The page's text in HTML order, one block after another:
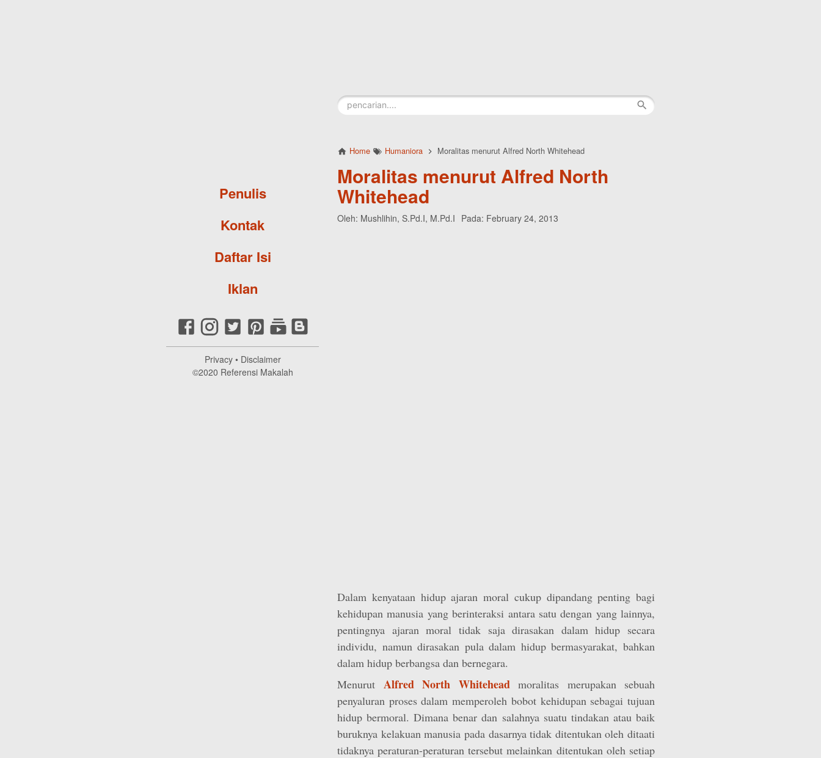
Penulis
Kontak
Daftar Isi
Iklan
Privacy• Disclaimer
©2020 Referensi Makalah
Home Humaniora Moralitas menurut Alfred North Whitehead
Moralitas menurut Alfred North
Whitehead
Oleh: Mushlihin, S.Pd.I, M.Pd.I Pada: February 24, 2013
Dalam kenyataan hidup ajaran moral cukup dipandang penting bagi
kehidupan manusia yang berinteraksi antara satu dengan yang lainnya,
pentingnya ajaran moral tidak saja dirasakan dalam hidup secara
individu, namun dirasakan pula dalam hidup bermasyarakat, bahkan
dalam hidup berbangsa dan bernegara.
Menurut Alfred North Whitehead moralitas merupakan sebuah
penyaluran proses dalam memperoleh bobot kehidupan sebagai tujuan
hidup bermoral. Dimana benar dan salahnya suatu tindakan atau baik
buruknya kelakuan manusia pada dasarnya tidak ditentukan oleh ditaati
tidaknya peraturan-peraturan tersebut melainkan ditentukan oleh setiap